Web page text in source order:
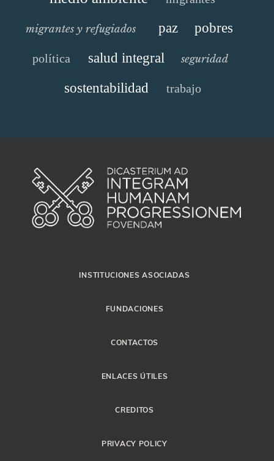
migrantes y refugiados paz pobres
política salud integral seguridad
sostentabilidad trabajo
INSTITUCIONES ASOCIADAS
FUNDACIONES
CONTACTOS
ENLACES ÚTILES
CREDITOS
PRIVACY POLICY